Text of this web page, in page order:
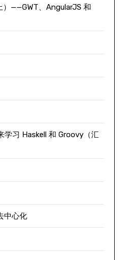
——GWT、AngularJS 和
习 Haskell 和 Groovy（汇
中心化